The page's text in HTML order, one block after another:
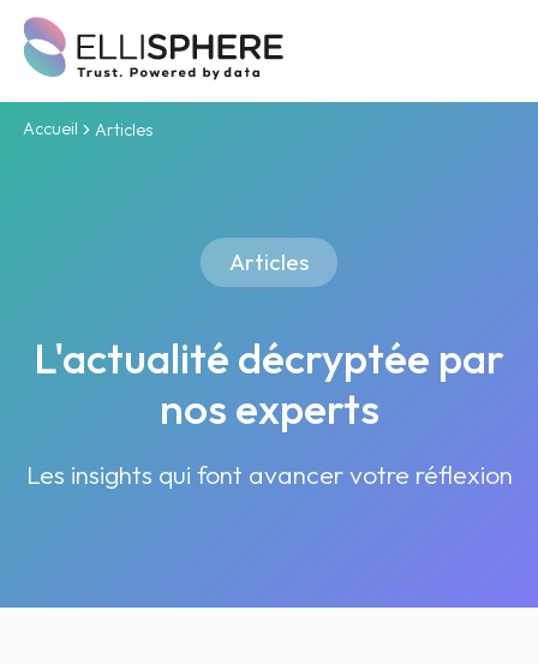
Accueil Articles
Articles
L'actualité décryptée par
nos experts
Les insights qui font avancer votre réflexion